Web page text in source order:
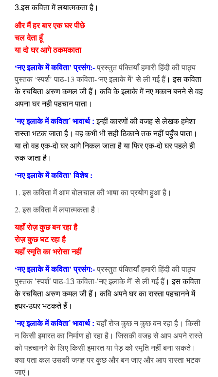
3.इस कविता में लयात्मकता है।
और मैं हर बार एक घर पीछे
चल देता हूँ
या दो घर आगे ठकमकाता
‘नए इलाके में कविता’ प्रसंग:-प्रस्तुत पंक्तियाँ हमारी हिंदी की पाठ्य
पुस्तक ‘स्पर्श’ पाठ-13 कविता-‘नए इलाके में’ से ली गई हैं । इस कविता
के रचयिता अरुण कमल जी हैं। कवि के इलाके में नए मकान बनने से वह
अपना घर नही पहचान पाता।
‘नए इलाके में कविता’ भावार्थ :इन्हीं कारणों की वजह से लेखक हमेशा
रास्ता भटक जाता है। वह कभी भी सही ठिकाने तक नहीं पहुँच पाता।
या तो वह एक-दो घर आगे निकल जाता है या फिर एक-दो घर पहले ही
रुक जाता है।
‘नए इलाके में कविता’ विशेष :
1. इस कविता में आम बोलचाल की भाषा का प्रयोग हुआ है।
2. इस कविता में लयात्मकता है।
यहाँ रोज़ कुछ बन रहा है
रोज़ कुछ घट रहा है
यहाँ स्मृति का भरोसा नहीं
‘नए इलाके में कविता’ प्रसंग:- प्रस्तुत पंक्तियाँ हमारी हिंदी की पाठ्य
पुस्तक ‘स्पर्श’ पाठ-13 कविता-‘नए इलाके में’ से ली गई हैं । इस कविता
के रचयिता अरुण कमल जी हैं। कवि अपने घर का रास्ता पहचानने में
इधर-उधर भटकते हैं।
‘नए इलाके में कविता’ भावार्थ : यहाँ रोज कुछ न कुछ बन रहा है। किसी
न किसी इमारत का निर्माण हो रहा है। जिसकी वजह से आप अपने रास्ते
को पहचानने के लिए किसी इमारत या पेड़ को स्मृति नहीं बना सकते।
क्या पता कल उसकी जगह पर कुछ और बन जाए और आप रास्ता भटक
जाएं।